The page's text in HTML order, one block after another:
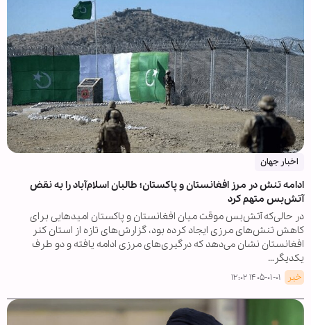
اخبار جهان
ادامه تنش در مرز افغانستان و پاکستان؛ طالبان اسلام‌آباد را به نقض
آتش‌بس متهم کرد
در حالی‌که آتش‌بس موقت میان افغانستان و پاکستان امیدهایی برای
کاهش تنش‌های مرزی ایجاد کرده بود، گزارش‌های تازه از استان کنر
افغانستان نشان می‌دهد که درگیری‌های مرزی ادامه یافته و دو طرف
یکدیگر…
خبر ۱۴۰۵-۰۱-۰۱ ۱۲:۰۲